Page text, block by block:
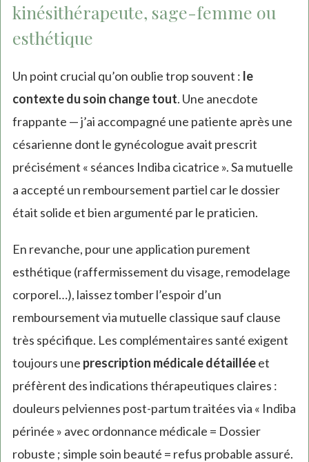
kinésithérapeute, sage-femme ou
esthétique
Un point crucial qu’on oublie trop souvent : le
contexte du soin change tout. Une anecdote
frappante — j’ai accompagné une patiente après une
césarienne dont le gynécologue avait prescrit
précisément « séances Indiba cicatrice ». Sa mutuelle
a accepté un remboursement partiel car le dossier
était solide et bien argumenté par le praticien.
En revanche, pour une application purement
esthétique (raffermissement du visage, remodelage
corporel…), laissez tomber l’espoir d’un
remboursement via mutuelle classique sauf clause
très spécifique. Les complémentaires santé exigent
toujours une prescription médicale détailléeet
préfèrent des indications thérapeutiques claires :
douleurs pelviennes post-partum traitées via « Indiba
périnée » avec ordonnance médicale = Dossier
robuste ; simple soin beauté = refus probable assuré.